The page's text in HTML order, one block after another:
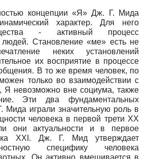
концепции «Я» Дж. Г. Мида
характер. Для него
- активный процесс
людей. Становление «ме» есть не
неких установлений
их восприятие в процессе
В то же время человек, по
только во взаимодействии с
Я невозможно вне социума, также
Эти два фундаментальных
Мида играли значительную роль в
человека в первой трети ХХ
они актуальности и в первое
ХХI. Дж. Г. Мид утверждает
специфику человека
Он активно вмешивается в